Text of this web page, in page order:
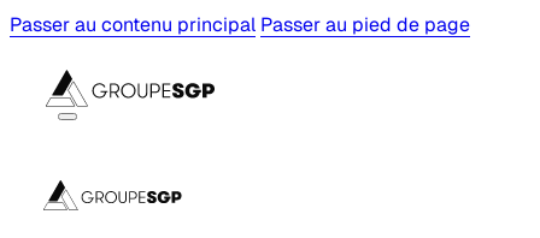
Passer au contenu principal Passer au pied de page